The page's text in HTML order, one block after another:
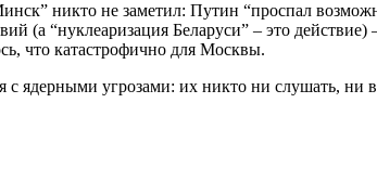
никто не заметил: Путин “проспал
(а “нуклеаризация Беларуси” – это
что катастрофично для Москвы.
с ядерными угрозами: их никто ни слушать, ни